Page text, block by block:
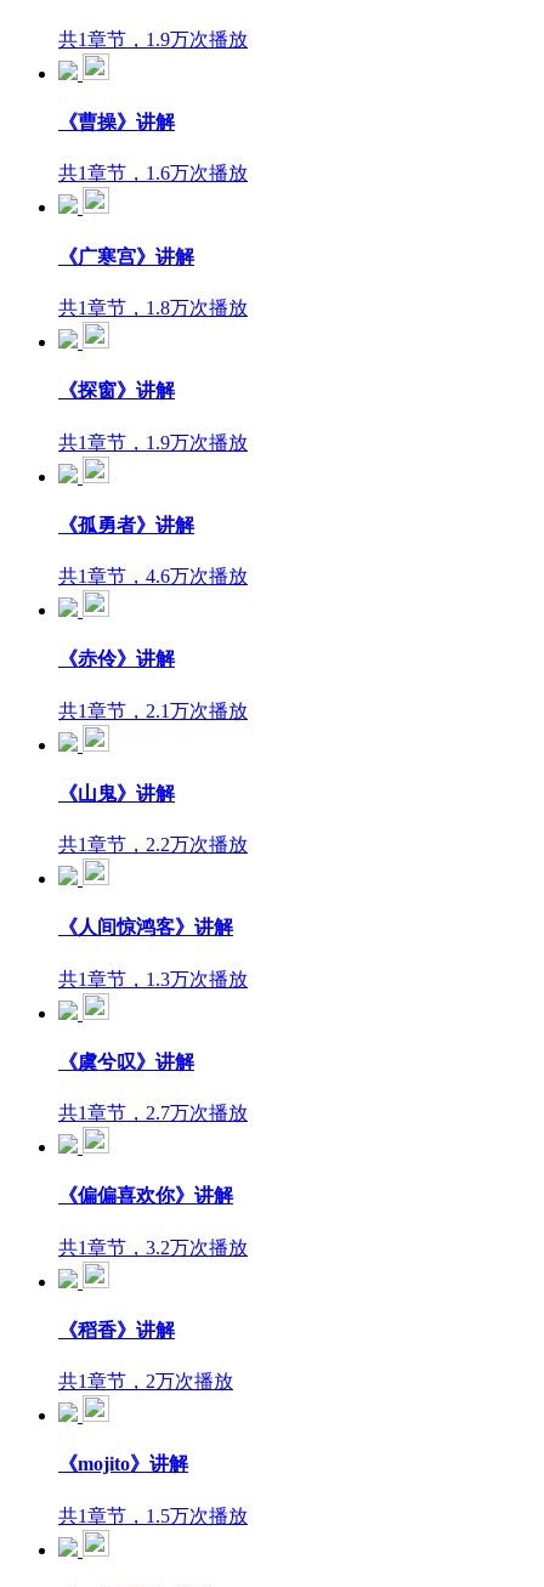
共1章节，1.9万次播放
《曹操》讲解
共1章节，1.6万次播放
《广寒宫》讲解
共1章节，1.8万次播放
《探窗》讲解
共1章节，1.9万次播放
《孤勇者》讲解
共1章节，4.6万次播放
《赤伶》讲解
共1章节，2.1万次播放
《山鬼》讲解
共1章节，2.2万次播放
《人间惊鸿客》讲解
共1章节，1.3万次播放
《虞兮叹》讲解
共1章节，2.7万次播放
《偏偏喜欢你》讲解
共1章节，3.2万次播放
《稻香》讲解
共1章节，2万次播放
《mojito》讲解
共1章节，1.5万次播放